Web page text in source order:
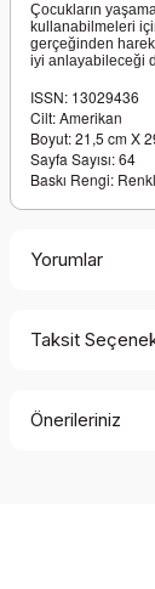
Çocukların
kullanabilmeleri
gerçeğinden
iyi anlayabileceği
ISSN: 13029436
Cilt: Amerikan
Boyut: 21,5 cm X
Sayfa Sayısı: 64
Baskı Rengi:
Yorumlar
Taksit
Önerileriniz
Görüş ve